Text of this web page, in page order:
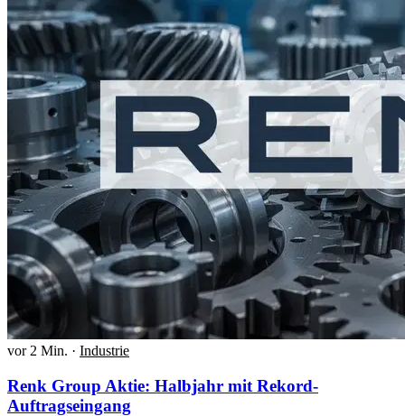
vor 2 Min. · Industrie
Renk Group Aktie: Halbjahr mit Rekord-
Auftragseingang